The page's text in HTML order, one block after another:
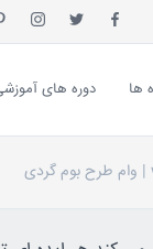
ها دوره های